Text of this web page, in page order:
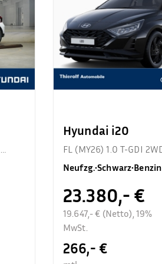
Hyundai i20
FL (MY26) 1.0 T-GDI
Neufzg.•Schwarz•Benzin
23.380,- €
19.647,- € (Netto), 19%
MwSt.
266,- €